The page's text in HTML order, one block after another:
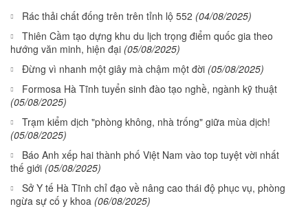
Rác thải chất đống trên trên tỉnh lộ 552 (04/08/2025)
Thiên Cầm tạo dựng khu du lịch trọng điểm quốc gia theo
hướng văn minh, hiện đại (05/08/2025)
Đừng vì nhanh một giây mà chậm một đời (05/08/2025)
Formosa Hà Tĩnh tuyển sinh đào tạo nghề, ngành kỹ thuật
(05/08/2025)
Trạm kiểm dịch "phòng không, nhà trống" giữa mùa dịch!
(05/08/2025)
Báo Anh xếp hai thành phố Việt Nam vào top tuyệt vời nhất
thế giới (05/08/2025)
Sở Y tế Hà Tĩnh chỉ đạo về nâng cao thái độ phục vụ, phòng
ngừa sự cố y khoa (06/08/2025)